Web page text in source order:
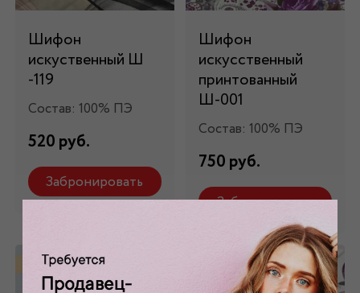
Шифон
искуственный Ш
-119
Состав: 100% ПЭ
520 руб.
Забронировать
Шифон
искусственный
принтованный
Ш-001
Состав: 100% ПЭ
750 руб.
Забронировать